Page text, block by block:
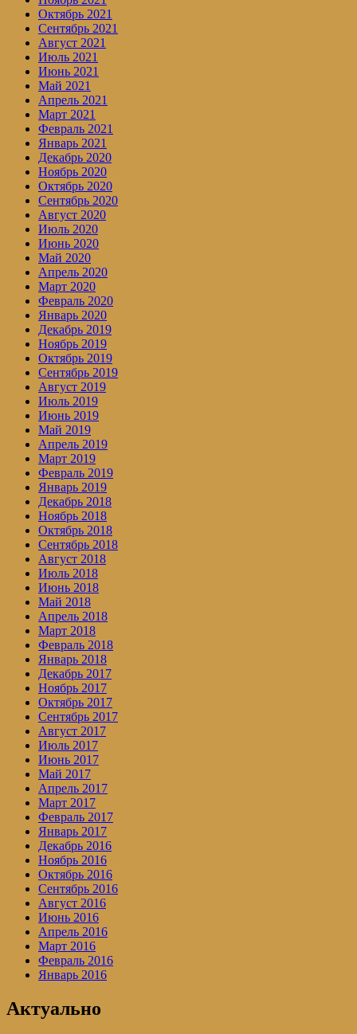
Октябрь 2021
Сентябрь 2021
Август 2021
Июль 2021
Июнь 2021
Май 2021
Апрель 2021
Март 2021
Февраль 2021
Январь 2021
Декабрь 2020
Ноябрь 2020
Октябрь 2020
Сентябрь 2020
Август 2020
Июль 2020
Июнь 2020
Май 2020
Апрель 2020
Март 2020
Февраль 2020
Январь 2020
Декабрь 2019
Ноябрь 2019
Октябрь 2019
Сентябрь 2019
Август 2019
Июль 2019
Июнь 2019
Май 2019
Апрель 2019
Март 2019
Февраль 2019
Январь 2019
Декабрь 2018
Ноябрь 2018
Октябрь 2018
Сентябрь 2018
Август 2018
Июль 2018
Июнь 2018
Май 2018
Апрель 2018
Март 2018
Февраль 2018
Январь 2018
Декабрь 2017
Ноябрь 2017
Октябрь 2017
Сентябрь 2017
Август 2017
Июль 2017
Июнь 2017
Май 2017
Апрель 2017
Март 2017
Февраль 2017
Январь 2017
Декабрь 2016
Ноябрь 2016
Октябрь 2016
Сентябрь 2016
Август 2016
Июнь 2016
Апрель 2016
Март 2016
Февраль 2016
Январь 2016
Актуально